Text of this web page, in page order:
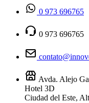
0 973 696765
0 973 696765
Avda. Alejo
Hotel 3D
Ciudad del Este,